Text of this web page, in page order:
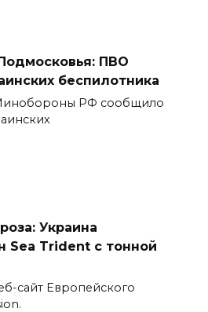
ПВО
беспилотника
РФ сообщило
Украина
Sea Trident с тонной
сайт Европейского